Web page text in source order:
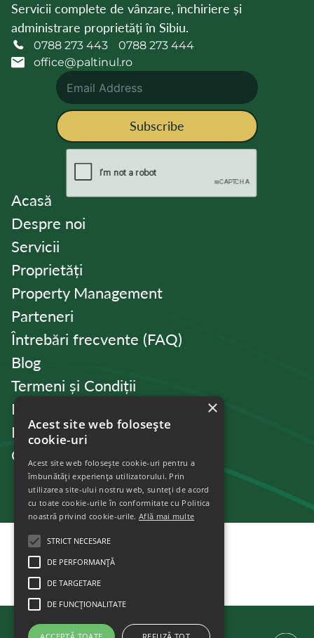
Servicii complete de vânzare, închiriere și
administrare proprietăți în Sibiu.
0788 273 443
0788 273 444
office@paltinul.ro
Subscribe
Acasă
Despre noi
Servicii
Proprietăți
Property Management
Parteneri
Întrebări frecvente (FAQ)
Blog
Termeni și Condiții
Politica de Confidențialitate
Politica de cookies
Contact
×
Acest site web folosește
cookie-uri
Acest site web folosește cookie-uri pentru a
îmbunătăți experiența utilizatorului. Prin
utilizarea site-ului nostru web, sunteți de acord
cu toate cookie-urile în conformitate cu Politica
noastră privind cookie-urile.Află mai multe
STRICT NECESARE
DE PERFORMANȚĂ
DE TARGETARE
DE FUNCŢIONALITATE